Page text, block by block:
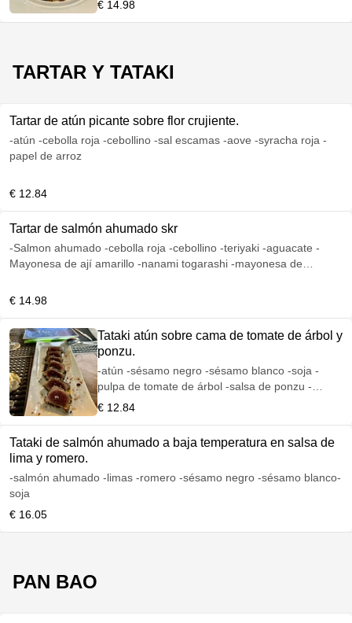
€ 14.98
TARTAR Y TATAKI
Tartar de atún picante sobre flor crujiente.
-atún -cebolla roja -cebollino -sal escamas -aove -syracha roja -
papel de arroz
€ 12.84
Tartar de salmón ahumado skr
-Salmon ahumado -cebolla roja -cebollino -teriyaki -aguacate -
Mayonesa de ají amarillo -nanami togarashi -mayonesa de
€ 14.98
Tataki atún sobre cama de tomate de árbol y
ponzu.
-atún -sésamo negro -sésamo blanco -soja -
pulpa de tomate de árbol -salsa de ponzu -
cebollino
€ 12.84
Tataki de salmón ahumado a baja temperatura en salsa de
lima y romero.
-salmón ahumado -limas -romero -sésamo negro -sésamo blanco-
soja
€ 16.05
PAN BAO